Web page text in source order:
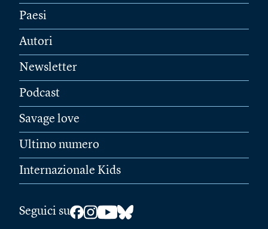
Paesi
Autori
Newsletter
Podcast
Savage love
Ultimo numero
Internazionale Kids
Seguici su